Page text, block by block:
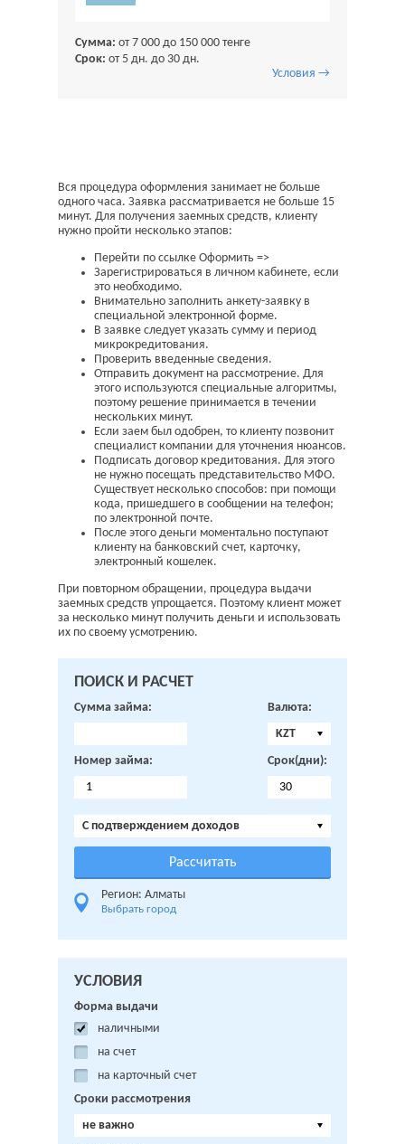
Сумма: от 7 000 до 150 000 тенге
Срок: от 5 дн. до 30 дн.
Условия →
Вся процедура оформления занимает не больше
одного часа. Заявка рассматривается не больше 15
минут. Для получения заемных средств, клиенту
нужно пройти несколько этапов:
Перейти по ссылке Оформить =>
Зарегистрироваться в личном кабинете, если
это необходимо.
Внимательно заполнить анкету-заявку в
специальной электронной форме.
В заявке следует указать сумму и период
микрокредитования.
Проверить введенные сведения.
Отправить документ на рассмотрение. Для
этого используются специальные алгоритмы,
поэтому решение принимается в течении
нескольких минут.
Если заем был одобрен, то клиенту позвонит
специалист компании для уточнения нюансов.
Подписать договор кредитования. Для этого
не нужно посещать представительство МФО.
Существует несколько способов: при помощи
кода, пришедшего в сообщении на телефон;
по электронной почте.
После этого деньги моментально поступают
клиенту на банковский счет, карточку,
электронный кошелек.
При повторном обращении, процедура выдачи
заемных средств упрощается. Поэтому клиент может
за несколько минут получить деньги и использовать
их по своему усмотрению.
ПОИСК И РАСЧЕТ
Сумма займа:
Валюта:
KZT
Номер займа:
Срок(дни):
C подтверждением доходов
Регион: Алматы
Выбрать город
УСЛОВИЯ
Форма выдачи
наличными
на счет
на карточный счет
Сроки рассмотрения
не важно